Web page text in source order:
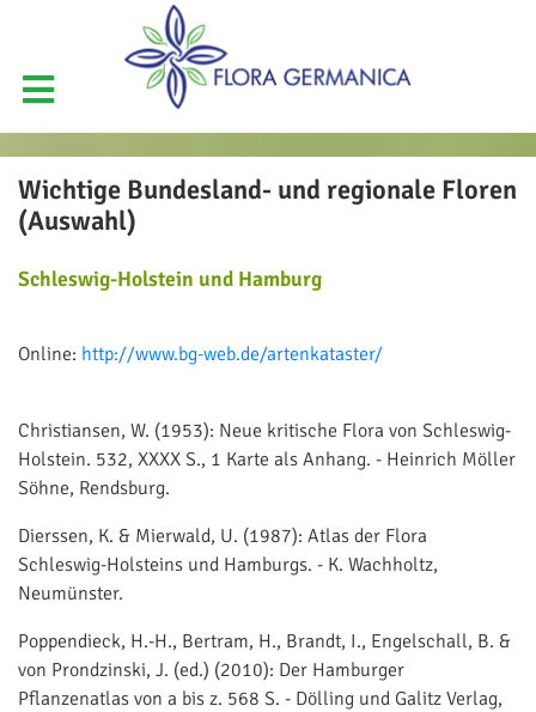
Wichtige Bundesland- und regionale Floren
(Auswahl)
Schleswig-Holstein und Hamburg
Online: http://www.bg-web.de/artenkataster/
Christiansen, W. (1953): Neue kritische Flora von Schleswig-
Holstein. 532, XXXX S., 1 Karte als Anhang. - Heinrich Möller
Söhne, Rendsburg.
Dierssen, K. & Mierwald, U. (1987): Atlas der Flora
Schleswig-Holsteins und Hamburgs. - K. Wachholtz,
Neumünster.
Poppendieck, H.-H., Bertram, H., Brandt, I., Engelschall, B. &
von Prondzinski, J. (ed.) (2010): Der Hamburger
Pflanzenatlas von a bis z. 568 S. - Dölling und Galitz Verlag,